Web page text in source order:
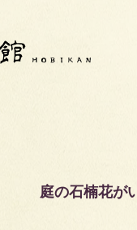
庭の石楠花が